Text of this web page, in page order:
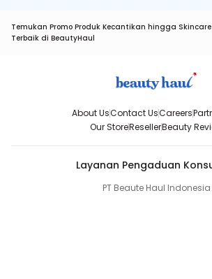
Temukan Promo Produk Kecantikan hingga
Terbaik di BeautyHaul
About UsContact UsCareers
Our StoreResellerBeauty
Layanan Pengaduan
PT Beaute Haul Indonesia